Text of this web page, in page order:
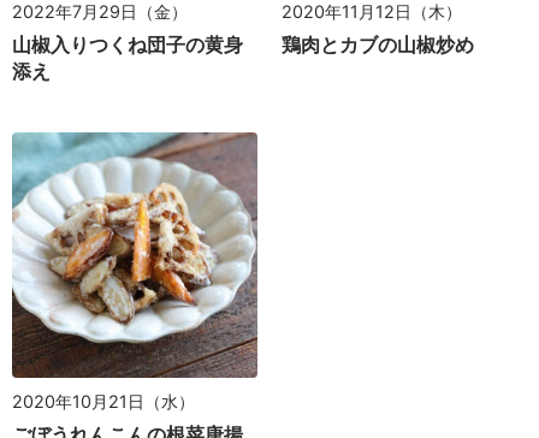
2022年7月29日（金）
山椒入りつくね団子の黄身
添え
2020年11月12日（木）
鶏肉とカブの山椒炒め
2020年10月21日（水）